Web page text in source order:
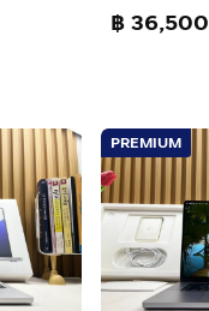
฿ 36,500
PREMIUM